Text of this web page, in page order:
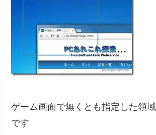
ゲーム画面で無くとも指定した領
です